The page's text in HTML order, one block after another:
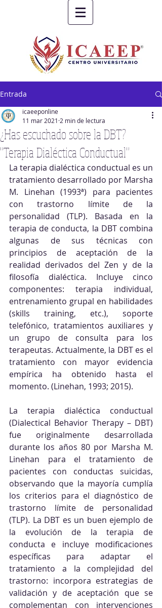
Entrada
¿Has escuchado sobre la DBT?
"Terapia Dialéctica Conductual"
icaeeponline
11 mar 2021 2 min de lectura
La terapia dialéctica conductual es un
tratamiento desarrollado por Marsha
M. Linehan (1993ª) para pacientes
con trastorno límite de la
personalidad (TLP). Basada en la
terapia de conducta, la DBT combina
algunas de sus técnicas con
principios de aceptación de la
realidad derivados del Zen y de la
filosofía dialéctica. Incluye cinco
componentes: terapia individual,
entrenamiento grupal en habilidades
(skills training, etc.), soporte
telefónico, tratamientos auxiliares y
un grupo de consulta para los
terapeutas. Actualmente, la DBT es el
tratamiento con mayor evidencia
empírica ha obtenido hasta el
momento. (Linehan, 1993; 2015).
La terapia dialéctica conductual
(Dialectical Behavior Therapy – DBT)
fue originalmente desarrollada
durante los años 80 por Marsha M.
Linehan para el tratamiento de
pacientes con conductas suicidas,
observando que la mayoría cumplía
los criterios para el diagnóstico de
trastorno límite de personalidad
(TLP). La DBT es un buen ejemplo de
la evolución de la terapia de
conducta e incluye modificaciones
específicas para adaptar el
tratamiento a la complejidad del
trastorno: incorpora estrategias de
validación y de aceptación que se
complementan con intervenciones